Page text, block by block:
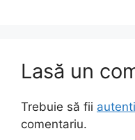
Lasă un
Trebuie să fii
comentariu.